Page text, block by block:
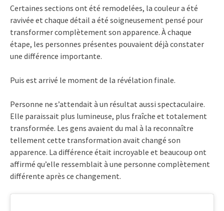
Certaines sections ont été remodelées, la couleur a été
ravivée et chaque détail a été soigneusement pensé pour
transformer complètement son apparence. À chaque
étape, les personnes présentes pouvaient déjà constater
une différence importante.
Puis est arrivé le moment de la révélation finale.
Personne ne s’attendait à un résultat aussi spectaculaire.
Elle paraissait plus lumineuse, plus fraîche et totalement
transformée. Les gens avaient du mal à la reconnaître
tellement cette transformation avait changé son
apparence. La différence était incroyable et beaucoup ont
affirmé qu’elle ressemblait à une personne complètement
différente après ce changement.